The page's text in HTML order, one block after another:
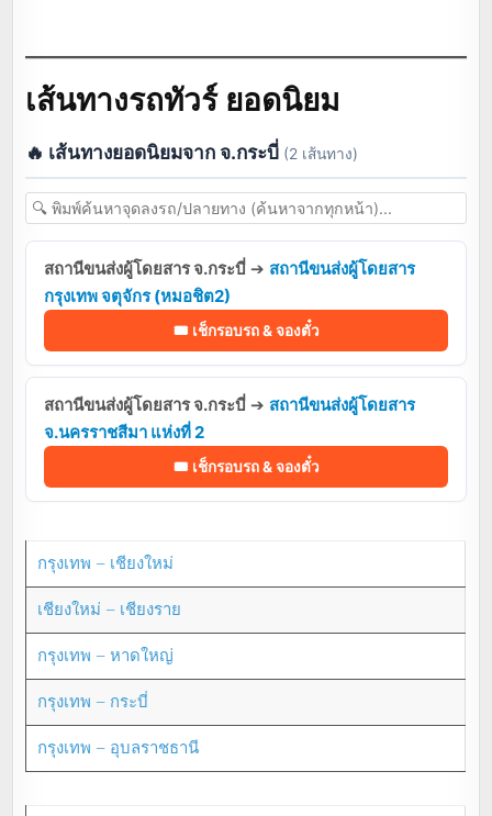
เส้นทางรถทัวร์ ยอดนิยม
🔥 เส้นทางยอดนิยมจาก จ.กระบี่ (2 เส้นทาง)
สถานีขนส่งผู้โดยสาร จ.กระบี่ ➔ สถานีขนส่งผู้โดยสาร
กรุงเทพ จตุจักร (หมอชิต2)
🎟️ เช็กรอบรถ & จองตั๋ว
สถานีขนส่งผู้โดยสาร จ.กระบี่ ➔ สถานีขนส่งผู้โดยสาร
จ.นครราชสีมา แห่งที่ 2
🎟️ เช็กรอบรถ & จองตั๋ว
กรุงเทพ – เชียงใหม่
เชียงใหม่ – เชียงราย
กรุงเทพ – หาดใหญ่
กรุงเทพ – กระบี่
กรุงเทพ – อุบลราชธานี